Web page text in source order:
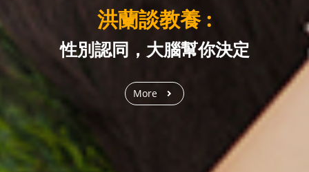
洪蘭談教養 :
性別認同，大腦幫你決定
More